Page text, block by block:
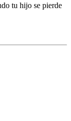
tu hijo se pierde